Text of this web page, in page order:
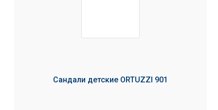
Сандали детские ORTUZZI 901